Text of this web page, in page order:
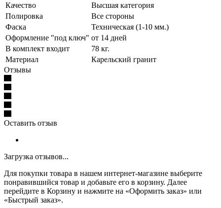
Качество
Высшая категория
Полировка
Все стороны
Фаска
Техническая (1-10 мм.)
Оформление "под ключ" от 14 дней
В комплект входит
78 кг.
Материал
Карельский гранит
Отзывы
Оставить отзыв
Загрузка отзывов...
Для покупки товара в нашем интернет-магазине выберите
понравившийся товар и добавьте его в корзину. Далее
перейдите в Корзину и нажмите на «Оформить заказ» или
«Быстрый заказ».